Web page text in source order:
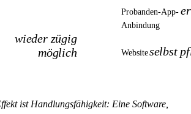
wieder zügig
möglich
Probanden-App-
Anbindung
Websiteselbst
ist Handlungsfähigkeit: Eine Software,